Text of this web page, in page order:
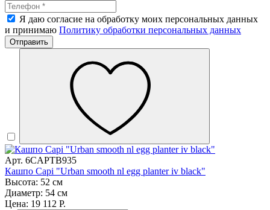
Я даю согласие на обработку моих персональных данных
и принимаю Политику обработки персональных данных
Отправить
Арт. 6CAPTB935
Кашпо Capi "Urban smooth nl egg planter iv black"
Высота: 52 см
Диаметр: 54 см
Цена: 19 112 Р.